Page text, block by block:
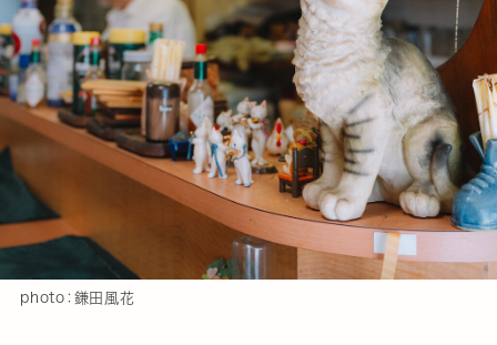
photo：鎌田風花